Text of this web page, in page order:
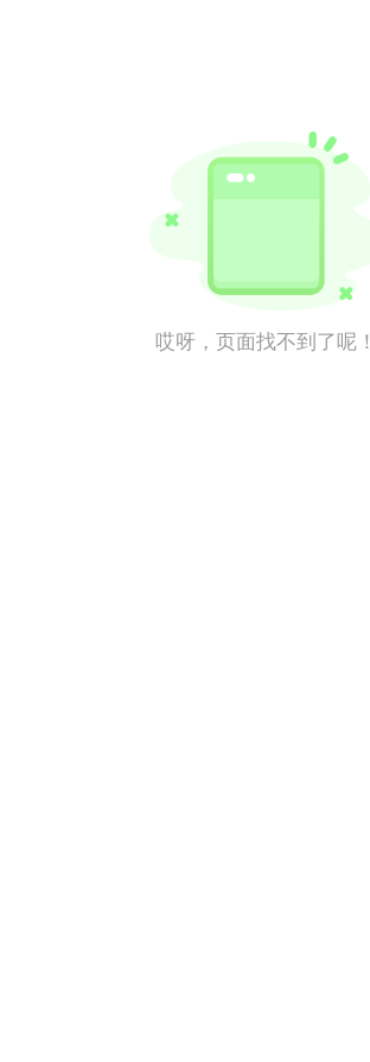
哎呀，页面找不到了呢！